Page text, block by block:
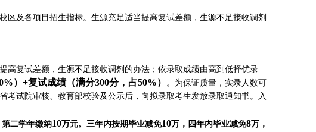
及各项目招生指标。生源充足适当提高复试差额，生源不足接收调剂
高复试差额，生源不足接收调剂的办法；依录取成绩由高到低择优录
） +复试成绩（满分300分，占50%）
。为保证质量，实录人数可
试院审核、教育部校验及公示后，向拟录取考生发放录取通知书。入
二学年缴纳10万元。三年内按期毕业减免10万，四年内毕业减免8万，